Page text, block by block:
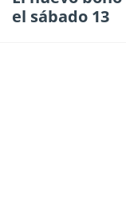
el sábado 13